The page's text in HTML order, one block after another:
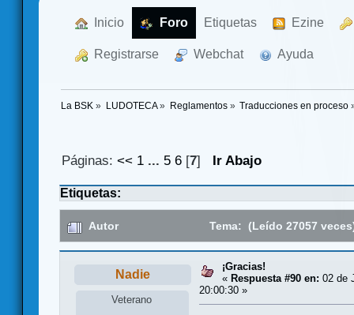
Inicio Foro Etiquetas Ezine
Registrarse Webchat Ayuda
La BSK » LUDOTECA» Reglamentos» Traducciones en proceso
Páginas:<< 1 ... 5 6 [7] Ir Abajo
Etiquetas:
Autor Tema: (Leído 27057
Nadie
Veterano
¡Gracias!
« Respuesta #90 en: 02 de
20:00:30 »